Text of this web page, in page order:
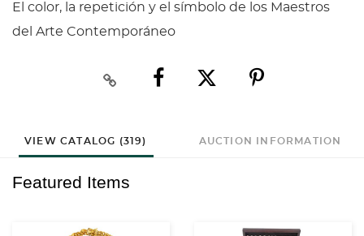
El color, la repetición y el símbolo de los Maestros
del Arte Contemporáneo
VIEW CATALOG (319) AUCTION INFORMATION
Featured Items